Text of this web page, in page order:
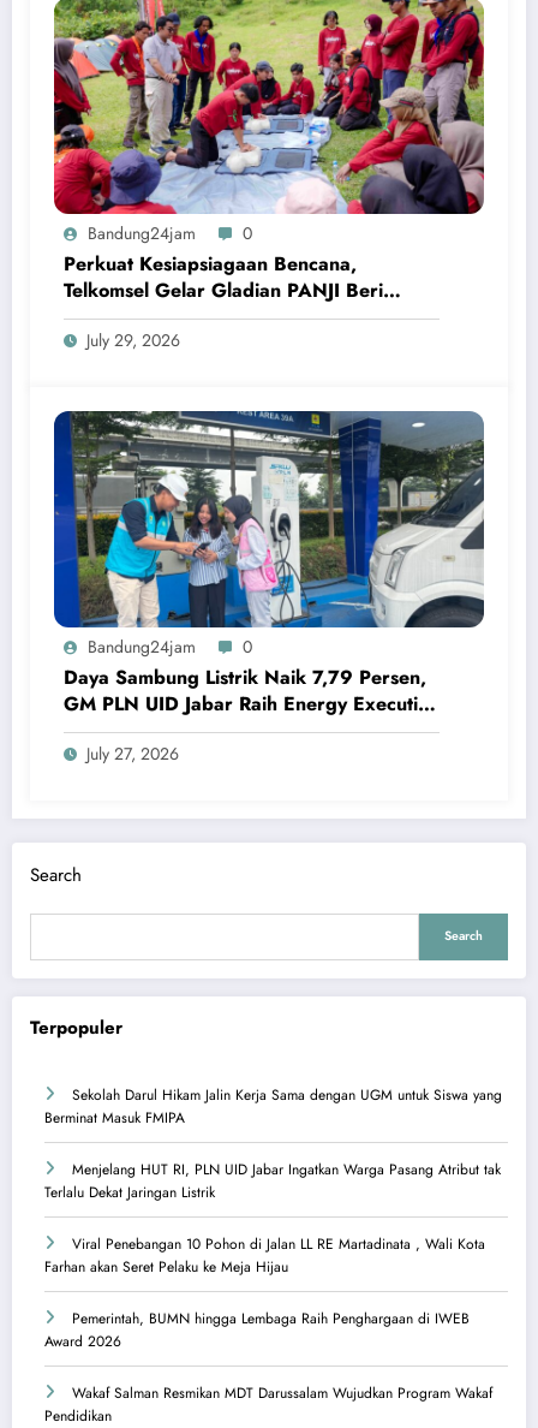
Bandung24jam 0
Perkuat Kesiapsiagaan Bencana,
Telkomsel Gelar Gladian PANJI Beri
Pembekalan ke Relawan TERRA
July 29, 2026
Bandung24jam 0
Daya Sambung Listrik Naik 7,79 Persen,
GM PLN UID Jabar Raih Energy Executive
Award 2026
July 27, 2026
Search
Search
Terpopuler
Sekolah Darul Hikam Jalin Kerja Sama dengan UGM untuk Siswa yang
Berminat Masuk FMIPA
Menjelang HUT RI, PLN UID Jabar Ingatkan Warga Pasang Atribut tak
Terlalu Dekat Jaringan Listrik
Viral Penebangan 10 Pohon di Jalan LL RE Martadinata , Wali Kota
Farhan akan Seret Pelaku ke Meja Hijau
Pemerintah, BUMN hingga Lembaga Raih Penghargaan di IWEB
Award 2026
Wakaf Salman Resmikan MDT Darussalam Wujudkan Program Wakaf
Pendidikan